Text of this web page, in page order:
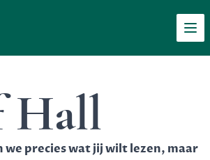
Hall
we precies wat jij wilt lezen, maar